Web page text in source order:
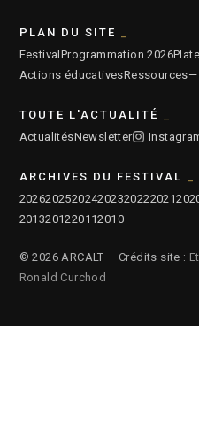
PLAN DU SITE
Festival Programmation 2026
Actions éducativesRessources—
TOUTE L'ACTUALITÉ
ActualitésNewsletter
ARCHIVES DU FESTIVAL
202620252024202320222021
2013201220112010
© 2026 ARCALT – Crédits site :
Ronald Curchod